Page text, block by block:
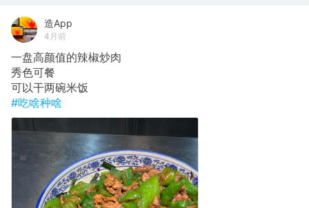
造App
4月前
一盘高颜值的辣椒炒肉
秀色可餐
可以干两碗米饭
#吃啥种啥